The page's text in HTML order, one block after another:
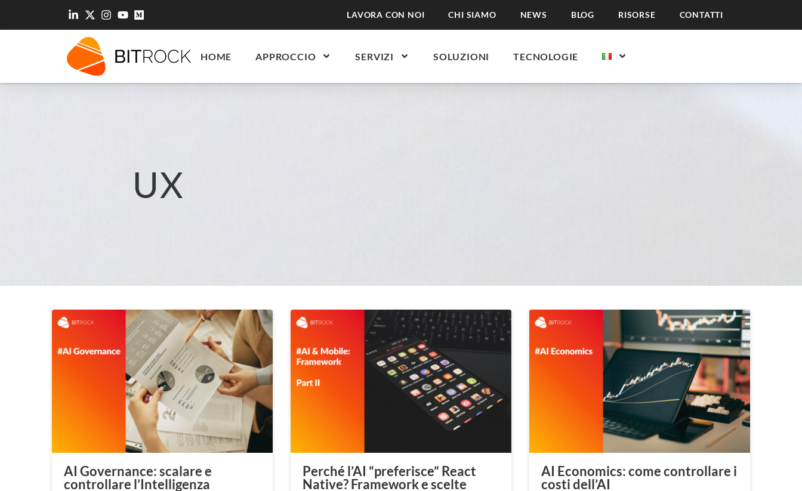
LAVORA CON NOI CHI SIAMO NEWS BLOG RISORSE CONTATTI
HOME APPROCCIO SERVIZI SOLUZIONI TECNOLOGIE
UX
AI Governance: scalare e
controllare l’Intelligenza
Perché l’AI “preferisce” React
Native? Framework e scelte
AI Economics: come controllare i
costi dell’AI